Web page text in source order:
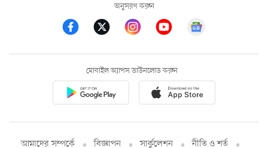
অনুসরণ করুন
মোবাইল অ্যাপস ডাউনলোড করুন
আমাদের সম্পর্কে বিজ্ঞাপন সার্কুলেশন নীতি ও শর্ত